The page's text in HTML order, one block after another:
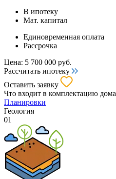
В ипотеку
Мат. капитал
Единовременная оплата
Рассрочка
Цена: 5 700 000 руб.
Рассчитать ипотеку
Оставить заявку
Что входит в комплектацию дома
Планировки
Геология
01